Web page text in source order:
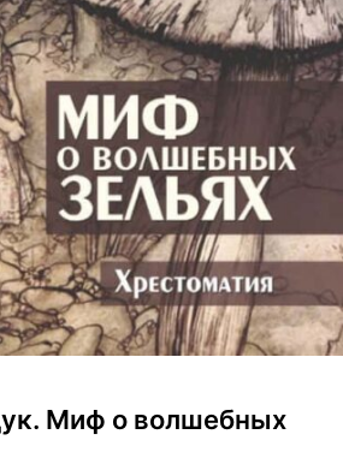
Миф о волшебных